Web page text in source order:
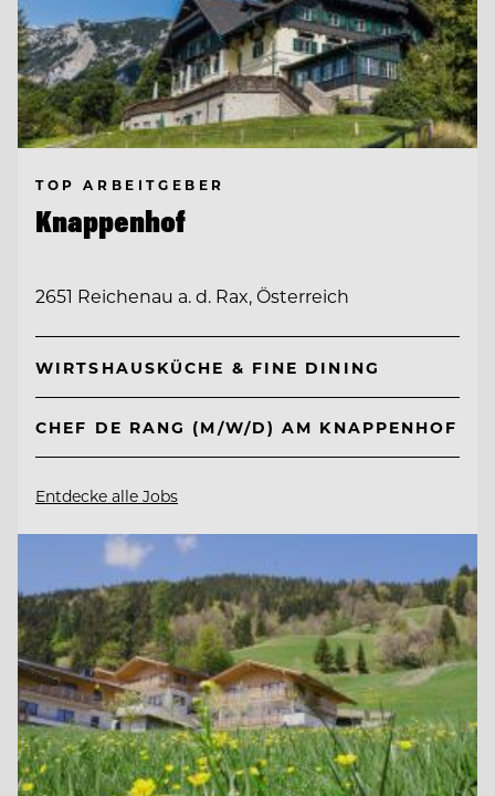
TOP ARBEITGEBER
Knappenhof
2651 Reichenau a. d. Rax, Österreich
WIRTSHAUSKÜCHE & FINE DINING
CHEF DE RANG (M/W/D) AM KNAPPENHOF
Entdecke alle Jobs